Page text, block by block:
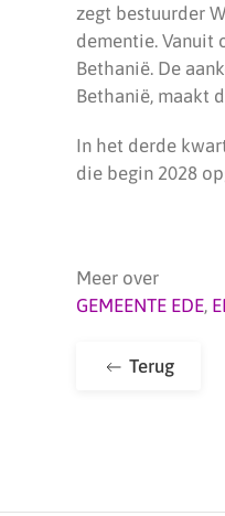
zegt bestuurder
dementie. Vanuit
Bethanië. De
Bethanië, maakt
In het derde
die begin 2028
Meer over
GEMEENTE EDE,
Terug